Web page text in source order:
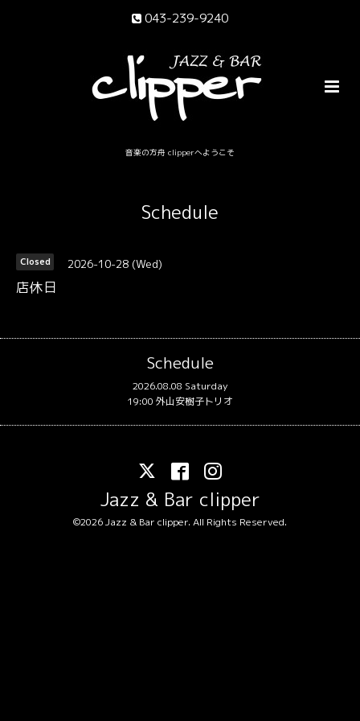
043-239-9240
音楽の方舟 clipperへようこそ
Schedule
Closed 2026-10-28 (Wed)
店休日
Schedule
2026.08.08 Saturday
19:00 外山安樹子トリオ
Jazz & Bar clipper
©2026Jazz & Bar clipper. All Rights Reserved.